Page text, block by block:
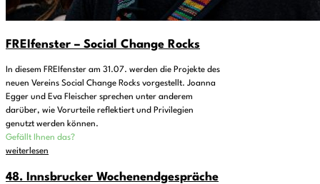
FREIfenster – Social Change Rocks
In diesem FREIfenster am 31.07. werden die Projekte des
neuen Vereins Social Change Rocks vorgestellt. Joanna
Egger und Eva Fleischer sprechen unter anderem
darüber, wie Vorurteile reflektiert und Privilegien
genutzt werden können.
Gefällt Ihnen das?
weiterlesen
48. Innsbrucker Wochenendgespräche